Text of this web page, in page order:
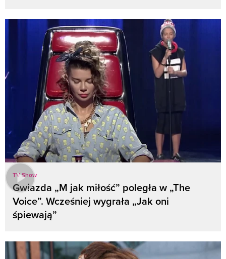
TV Show
Gwiazda „M jak miłość” poległa w „The
Voice”. Wcześniej wygrała „Jak oni
śpiewają”